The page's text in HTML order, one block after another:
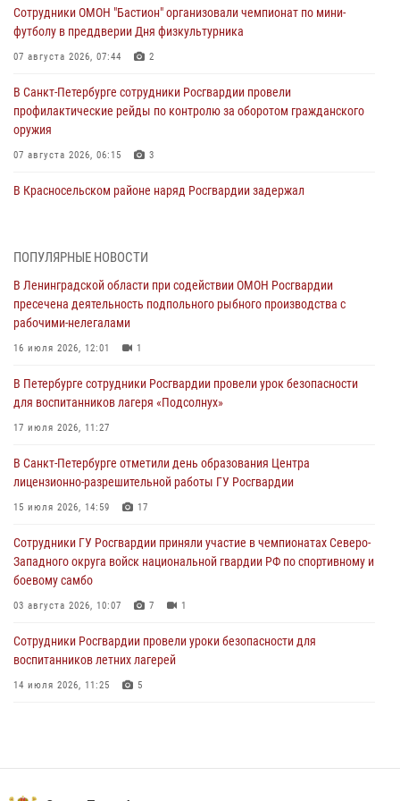
Сотрудники ОМОН "Бастион" организовали чемпионат по мини-
футболу в преддверии Дня физкультурника
07 августа 2026, 07:44 2
В Санкт-Петербурге сотрудники Росгвардии провели
профилактические рейды по контролю за оборотом гражданского
оружия
07 августа 2026, 06:15 3
В Красносельском районе наряд Росгвардии задержал
06 августа 2026, 13:39 1
В Центральном районе росгвардейцы оперативно задержали
хулигана, стрелявшего из пускового устройства рядом с жилыми
домами
06 августа 2026, 11:36
Сотрудники и военнослужащие Росгвардии обеспечили
правопорядок при проведении матча "Зенит" - "Балтика"
06 августа 2026, 07:30
В Выборгском районе наряд Росгвардии обнаружил
разыскиваемый преступный автотранспорт
05 августа 2026, 12:25 2
Петербургские росгвардейцы обнаружили объявленный в розыск
автомобиль, ранее использовавшийся при совершении кражи в
Ленобласти
04 августа 2026, 14:05
ПОПУЛЯРНЫЕ НОВОСТИ
В Ленинградской области при содействии ОМОН Росгвардии
пресечена деятельность подпольного рыбного производства с
рабочими-нелегалами
16 июля 2026, 12:01 1
В Петербурге сотрудники Росгвардии провели урок безопасности
для воспитанников лагеря «Подсолнух»
17 июля 2026, 11:27
В Санкт-Петербурге отметили день образования Центра
лицензионно-разрешительной работы ГУ Росгвардии
15 июля 2026, 14:59 17
Сотрудники ГУ Росгвардии приняли участие в чемпионатах Северо-
Западного округа войск национальной гвардии РФ по спортивному и
боевому самбо
03 августа 2026, 10:07 7 1
Сотрудники Росгвардии провели уроки безопасности для
воспитанников летних лагерей
14 июля 2026, 11:25 5